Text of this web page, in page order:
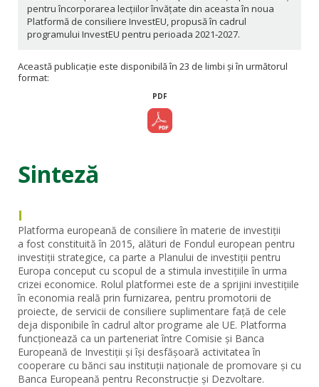
pentru încorporarea lecțiilor învățate din aceasta în noua
Platformă de consiliere InvestEU, propusă în cadrul
programului InvestEU pentru perioada 2021‑2027.
Această publicație este disponibilă în 23 de limbi și în următorul
format:
PDF
Sinteză
I
Platforma europeană de consiliere în materie de investiții
a fost constituită în 2015, alături de Fondul european pentru
investiții strategice, ca parte a Planului de investiții pentru
Europa conceput cu scopul de a stimula investițiile în urma
crizei economice. Rolul platformei este de a sprijini investițiile
în economia reală prin furnizarea, pentru promotorii de
proiecte, de servicii de consiliere suplimentare față de cele
deja disponibile în cadrul altor programe ale UE. Platforma
funcționează ca un parteneriat între Comisie și Banca
Europeană de Investiții și își desfășoară activitatea în
cooperare cu bănci sau instituții naționale de promovare și cu
Banca Europeană pentru Reconstrucție și Dezvoltare.